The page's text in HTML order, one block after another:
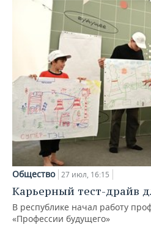
Общество 27 июл, 16:15
Карьерный тест-драйв
В республике начал работу
«Профессии будущего»